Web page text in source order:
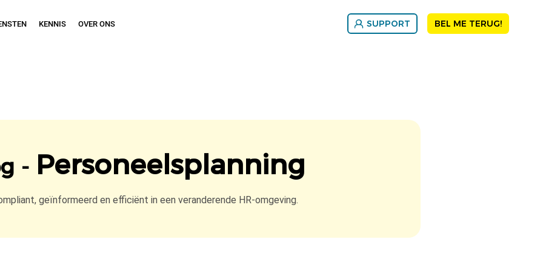
KENNIS OVER ONS SUPPORT BEL ME TERUG!
- Personeelsplanning
geïnformeerd en efficiënt in een veranderende HR-omgeving.